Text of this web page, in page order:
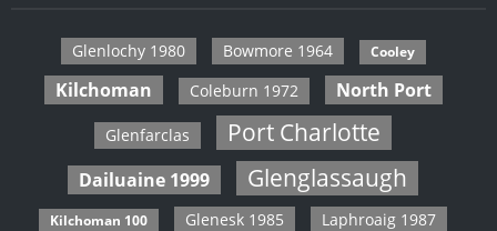
Glenlochy 1980 Bowmore 1964 Cooley
Kilchoman Coleburn 1972 North Port
Glenfarclas Port Charlotte
Dailuaine 1999 Glenglassaugh
Kilchoman 100 Glenesk 1985
Laphroaig 1987